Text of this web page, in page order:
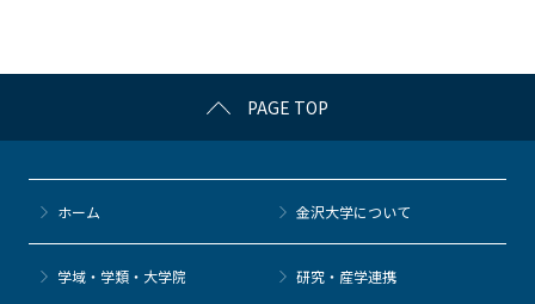
k
PAGE TOP
ホーム 金沢大学について
学域・学類・大学院 研究・産学連携